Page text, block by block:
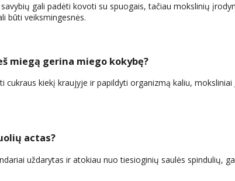
gali padėti kovoti su spuogais, tačiau mokslinių
būti veiksmingesnės.
miegą gerina miego kokybę?
cukraus kiekį kraujyje ir papildyti organizmą kaliu,
actas?
uždarytas ir atokiau nuo tiesioginių saulės spindulių,